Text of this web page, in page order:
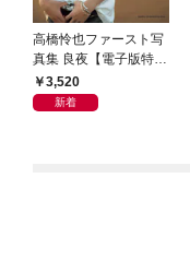
高橋怜也ファースト写
真集 良夜【電子版特典
付き】
3,520
新着